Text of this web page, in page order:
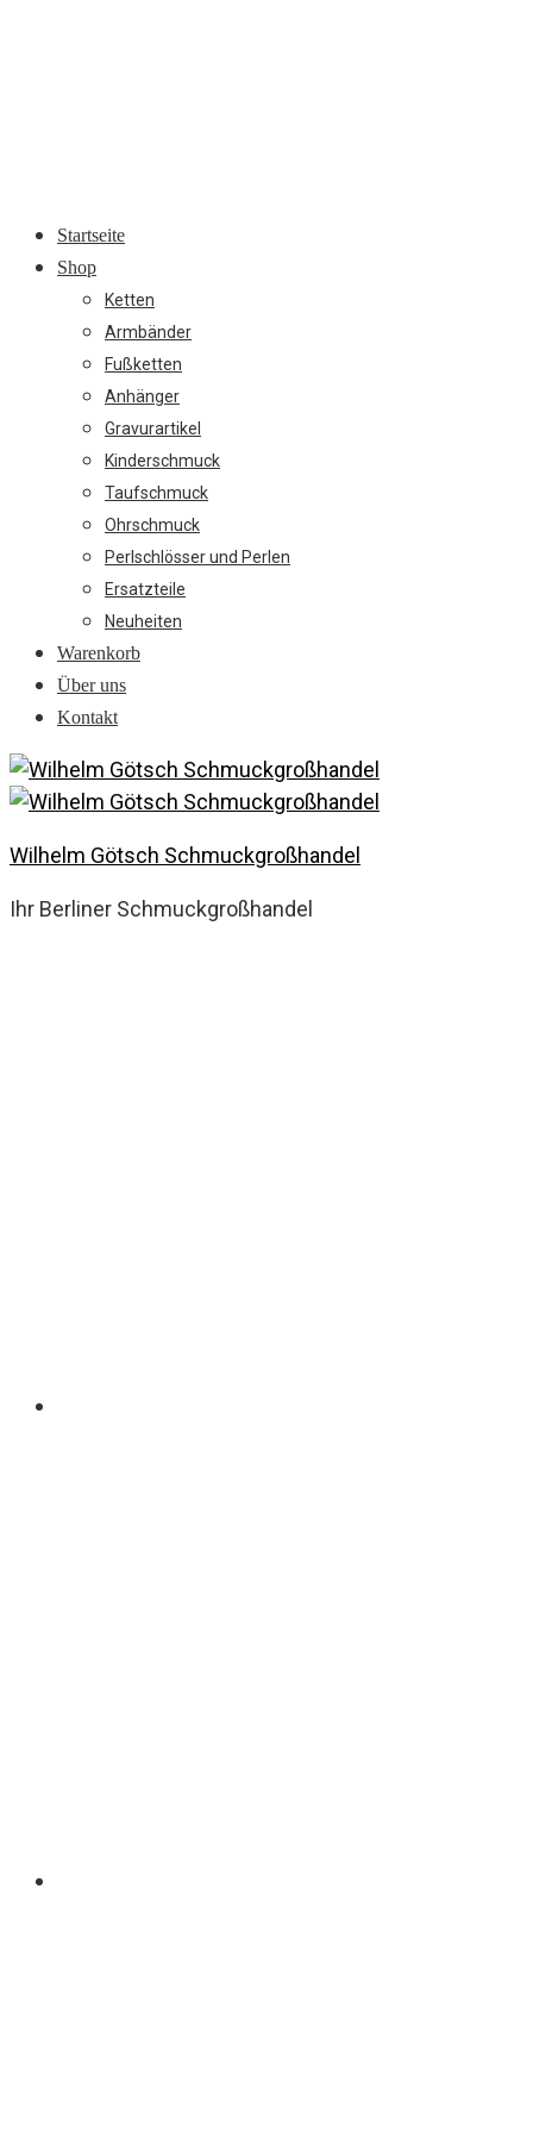
Startseite
Shop
Ketten
Armbänder
Fußketten
Anhänger
Gravurartikel
Kinderschmuck
Taufschmuck
Ohrschmuck
Perlschlösser und Perlen
Ersatzteile
Neuheiten
Warenkorb
Über uns
Kontakt
Wilhelm Götsch Schmuckgroßhandel
Ihr Berliner Schmuckgroßhandel